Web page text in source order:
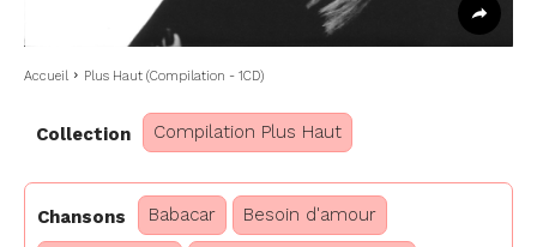
Accueil Plus Haut (Compilation - 1CD)
Collection Compilation Plus Haut
Chansons Babacar Besoin d'amour